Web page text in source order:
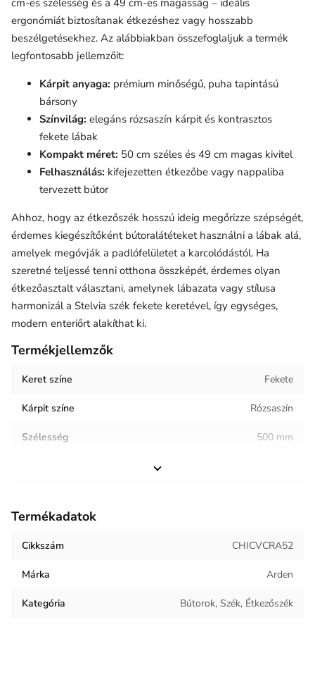
ergonómiát biztosítanak étkezéshez vagy hosszabb
beszélgetésekhez. Az alábbiakban összefoglaljuk a termék
legfontosabb jellemzőit:
Kárpit anyaga: prémium minőségű, puha tapintású
bársony
Színvilág: elegáns rózsaszín kárpit és kontrasztos
fekete lábak
Kompakt méret: 50 cm széles és 49 cm magas kivitel
Felhasználás: kifejezetten étkezőbe vagy nappaliba
tervezett bútor
Ahhoz, hogy az étkezőszék hosszú ideig megőrizze szépségét,
érdemes kiegészítőként bútoralátéteket használni a lábak alá,
amelyek megóvják a padlófelületet a karcolódástól. Ha
szeretné teljessé tenni otthona összképét, érdemes olyan
étkezőasztalt választani, amelynek lábazata vagy stílusa
harmonizál a Stelvia szék fekete keretével, így egységes,
modern enteriőrt alakíthat ki.
Termékjellemzők
Keret színe Fekete
Kárpit színe Rózsaszín
Szélesség 500 mm
Termék súlya
Kárpit anyaga Bársony
Termékadatok
Cikkszám CHICVCRA52
Márka Arden
Kategória Bútorok, Szék, Étkezőszék